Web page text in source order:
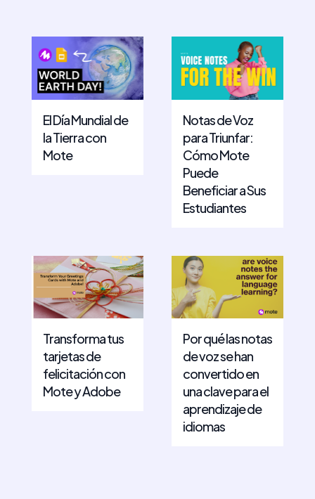
El Día Mundial de
la Tierra con
Mote
Notas de Voz
para Triunfar:
Cómo Mote
Puede
Beneficiar a Sus
Estudiantes
Transforma tus
tarjetas de
felicitación con
Mote y Adobe
Por qué las notas
de voz se han
convertido en
una clave para el
aprendizaje de
idiomas